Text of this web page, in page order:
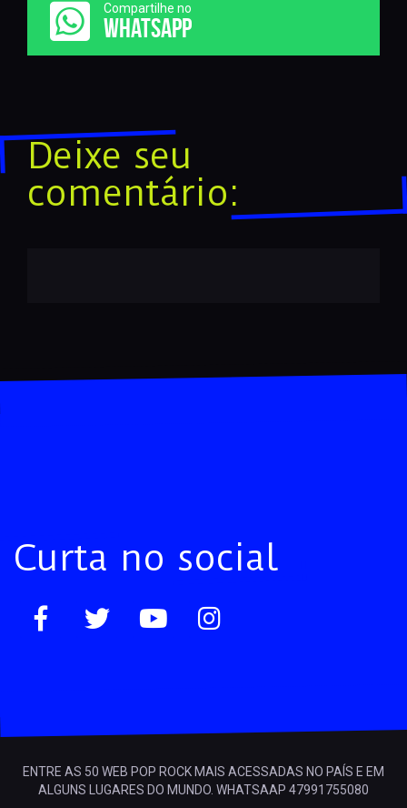
Compartilhe no
WHATSAPP
Deixe seu
comentário:
Curta no social
ENTRE AS 50 WEB POP ROCK MAIS ACESSADAS NO PAÍS E EM
ALGUNS LUGARES DO MUNDO. WHATSAAP 47991755080